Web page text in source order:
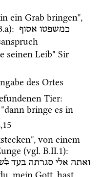
ein Grab bringen",
: כמשפטו אסוף
seinen Leib" Sir
des Ortes
Tier
"dann bringe es in
,15
von einem
(vgl. B.II.1)
ואתה אלי סגרתה בעד ל